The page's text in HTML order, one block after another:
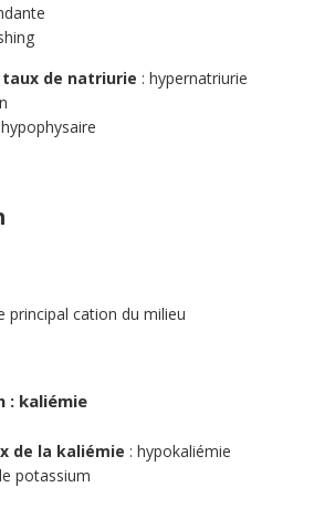
de natriurie : hypernatriurie
principal cation du milieu
: kaliémie
de la kaliémie : hypokaliémie
potassium